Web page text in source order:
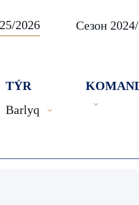
2026 Сезон
TÝR
Barlyq